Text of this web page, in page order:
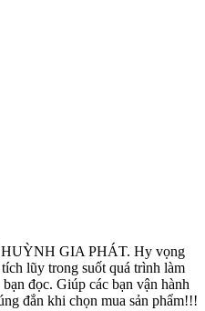
HUỲNH GIA PHÁT. Hy vọng
lũy trong suốt quá trình làm
đọc. Giúp các bạn vận hành
đắn khi chọn mua sản phẩm!!!